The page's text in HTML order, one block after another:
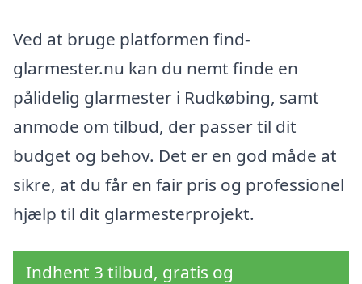
Ved at bruge platformen find-
glarmester.nu kan du nemt finde en
pålidelig glarmester i Rudkøbing, samt
anmode om tilbud, der passer til dit
budget og behov. Det er en god måde at
sikre, at du får en fair pris og professionel
hjælp til dit glarmesterprojekt.
Indhent 3 tilbud, gratis og